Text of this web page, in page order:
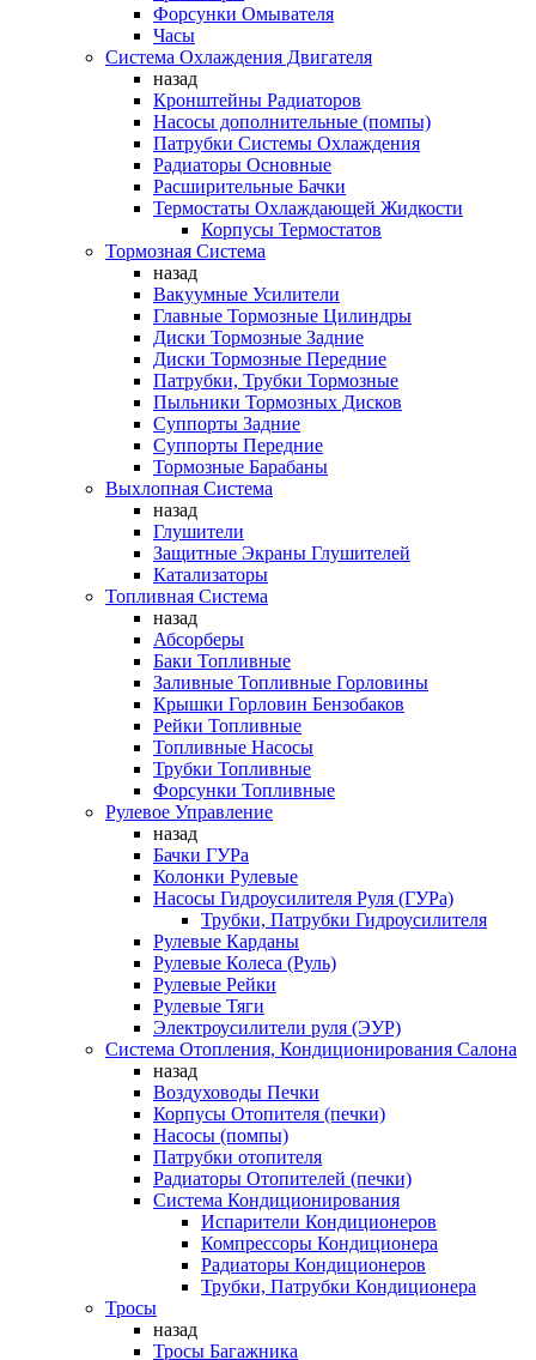
Форсунки Омывателя
Часы
Система Охлаждения Двигателя
назад
Кронштейны Радиаторов
Насосы дополнительные (помпы)
Патрубки Системы Охлаждения
Радиаторы Основные
Расширительные Бачки
Термостаты Охлаждающей Жидкости
Корпусы Термостатов
Тормозная Система
назад
Вакуумные Усилители
Главные Тормозные Цилиндры
Диски Тормозные Задние
Диски Тормозные Передние
Патрубки, Трубки Тормозные
Пыльники Тормозных Дисков
Суппорты Задние
Суппорты Передние
Тормозные Барабаны
Выхлопная Система
назад
Глушители
Защитные Экраны Глушителей
Катализаторы
Топливная Система
назад
Абсорберы
Баки Топливные
Заливные Топливные Горловины
Крышки Горловин Бензобаков
Рейки Топливные
Топливные Насосы
Трубки Топливные
Форсунки Топливные
Рулевое Управление
назад
Бачки ГУРа
Колонки Рулевые
Насосы Гидроусилителя Руля (ГУРа)
Трубки, Патрубки Гидроусилителя
Рулевые Карданы
Рулевые Колеса (Руль)
Рулевые Рейки
Рулевые Тяги
Электроусилители руля (ЭУР)
Система Отопления, Кондиционирования Салона
назад
Воздуховоды Печки
Корпусы Отопителя (печки)
Насосы (помпы)
Патрубки отопителя
Радиаторы Отопителей (печки)
Система Кондиционирования
Испарители Кондиционеров
Компрессоры Кондиционера
Радиаторы Кондиционеров
Трубки, Патрубки Кондиционера
Тросы
назад
Тросы Багажника